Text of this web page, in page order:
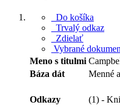
Do košíka
Trvalý odkaz
Zdielať
Vybrané
Meno s titulmi
Báza dát
Menné
Odkazy (1) -